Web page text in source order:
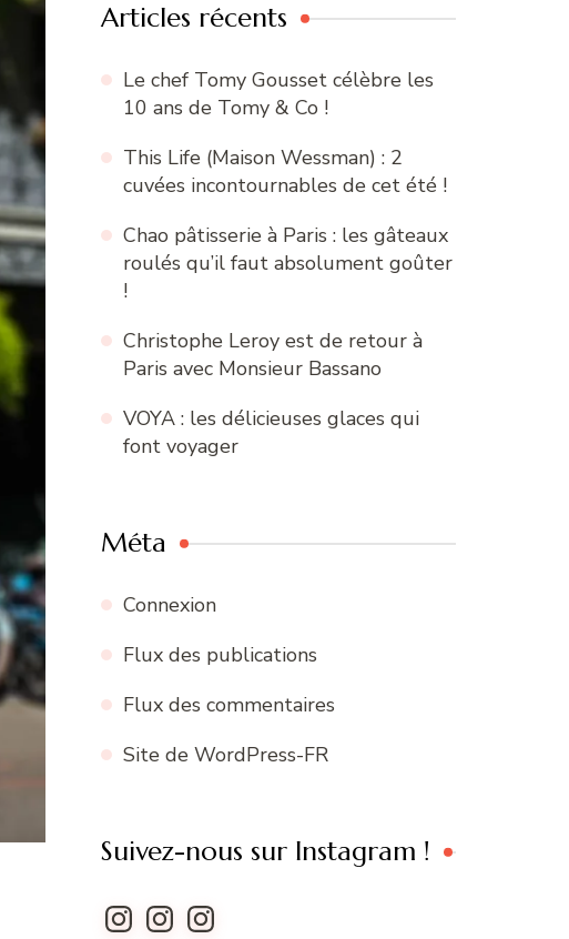
Articles récents
Le chef Tomy Gousset célèbre les
10 ans de Tomy & Co !
This Life (Maison Wessman) : 2
cuvées incontournables de cet été !
Chao pâtisserie à Paris : les gâteaux
roulés qu’il faut absolument goûter
!
Christophe Leroy est de retour à
Paris avec Monsieur Bassano
VOYA : les délicieuses glaces qui
font voyager
Méta
Connexion
Flux des publications
Flux des commentaires
Site de WordPress-FR
Suivez-nous sur Instagram !
Instagram
InstagramInstagram